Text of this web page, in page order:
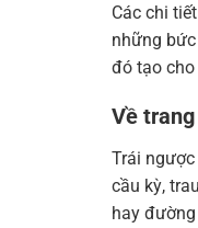
Các chi
những
đó tạo
Về
Trái
cầu kỳ,
hay